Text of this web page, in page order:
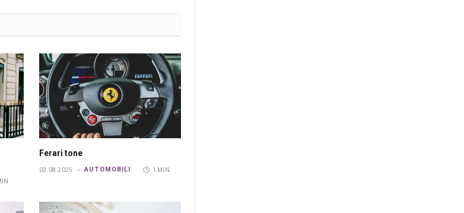
Ferari tone
02.08.2025. AUTOMOBILI 1 MIN.